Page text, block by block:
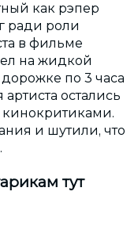
как рэпер
ради роли
в фильме
на жидкой
по 3 часа
остались
и шутили, что
тут